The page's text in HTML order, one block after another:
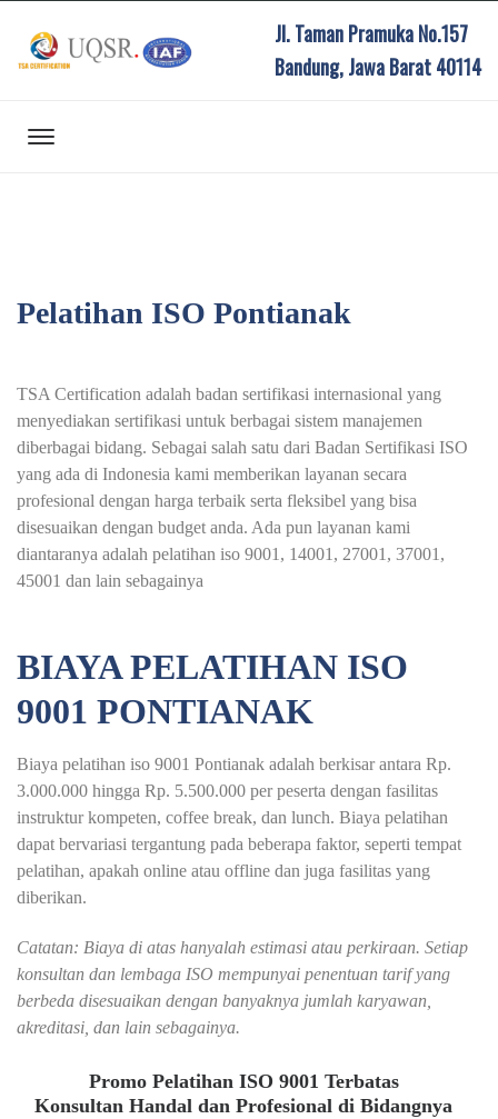
Jl. Taman Pramuka No.157
Bandung, Jawa Barat 40114
Pelatihan ISO Pontianak
TSA Certification adalah badan sertifikasi internasional yang
menyediakan sertifikasi untuk berbagai sistem manajemen
diberbagai bidang. Sebagai salah satu dari Badan Sertifikasi ISO
yang ada di Indonesia kami memberikan layanan secara
profesional dengan harga terbaik serta fleksibel yang bisa
disesuaikan dengan budget anda. Ada pun layanan kami
diantaranya adalah pelatihan iso 9001, 14001, 27001, 37001,
45001 dan lain sebagainya
BIAYA PELATIHAN ISO
9001 PONTIANAK
Biaya pelatihan iso 9001 Pontianak adalah berkisar antara Rp.
3.000.000 hingga Rp. 5.500.000 per peserta dengan fasilitas
instruktur kompeten, coffee break, dan lunch. Biaya pelatihan
dapat bervariasi tergantung pada beberapa faktor, seperti tempat
pelatihan, apakah online atau offline dan juga fasilitas yang
diberikan.
Catatan: Biaya di atas hanyalah estimasi atau perkiraan. Setiap
konsultan dan lembaga ISO mempunyai penentuan tarif yang
berbeda disesuaikan dengan banyaknya jumlah karyawan,
akreditasi, dan lain sebagainya.
Promo Pelatihan ISO 9001 Terbatas
Konsultan Handal dan Profesional di Bidangnya